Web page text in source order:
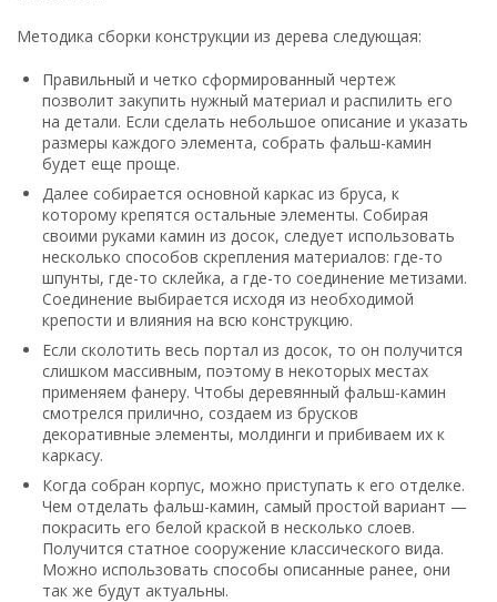
Методика сборки конструкции из дерева следующая:
Правильный и четко сформированный чертеж
позволит закупить нужный материал и распилить его
на детали. Если сделать небольшое описание и указать
размеры каждого элемента, собрать фальш-камин
будет еще проще.
Далее собирается основной каркас из бруса, к
которому крепятся остальные элементы. Собирая
своими руками камин из досок, следует использовать
несколько способов скрепления материалов: где-то
шпунты, где-то склейка, а где-то соединение метизами.
Соединение выбирается исходя из необходимой
крепости и влияния на всю конструкцию.
Если сколотить весь портал из досок, то он получится
слишком массивным, поэтому в некоторых местах
применяем фанеру. Чтобы деревянный фальш-камин
смотрелся прилично, создаем из брусков
декоративные элементы, молдинги и прибиваем их к
каркасу.
Когда собран корпус, можно приступать к его отделке.
Чем отделать фальш-камин, самый простой вариант —
покрасить его белой краской в несколько слоев.
Получится статное сооружение классического вида.
Можно использовать способы описанные ранее, они
так же будут актуальны.